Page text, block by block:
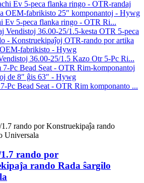
Ev 5-peca flanka ringo - OTR Ri...
36.00-25/1.5 Kazo Otr 5-Pc Ri...
Pc Bead Seat - OTR Rim komponanto ...
1.7 rando por
rando Rada ŝargilo